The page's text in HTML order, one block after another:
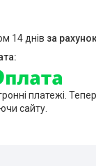
14 днів за
платежі.
сайту.